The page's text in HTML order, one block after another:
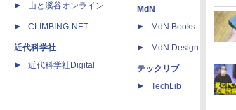
山と溪谷オンライン
CLIMBING-NET
近代科学社
近代科学社Digital
MdN
MdN Books
MdN Design Interactive
テックリブ
TechLib